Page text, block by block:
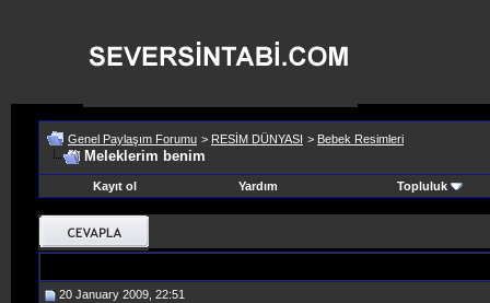
Genel Paylaşım Forumu > RESİM DÜNYASI > Bebek Resimleri
Meleklerim benim
Kayıt ol Yardım Topluluk
20 January 2009, 22:51